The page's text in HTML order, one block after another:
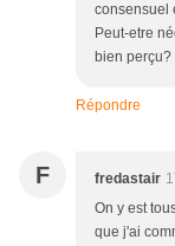
consensuel
Peut-etre
bien perçu?
Répondre
F fredastair
On y est
que j'ai